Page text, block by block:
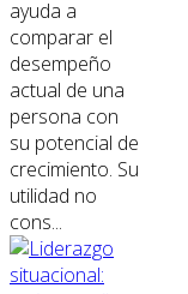
ayuda a
comparar el
desempeño
actual de una
persona con
su potencial de
crecimiento. Su
utilidad no
cons...